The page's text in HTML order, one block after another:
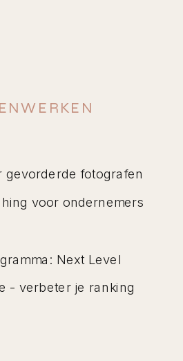
voor ondernemers
gevorderde fotografen
Next Level
- verbeter je ranking